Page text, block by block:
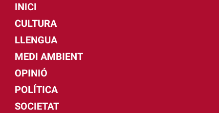
INICI
CULTURA
LLENGUA
MEDI AMBIENT
OPINIÓ
POLÍTICA
SOCIETAT